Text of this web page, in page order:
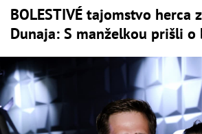
BOLESTIVÉ tajomstvo herca
Dunaja: S manželkou prišli o